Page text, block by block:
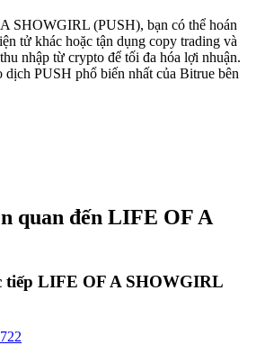
SHOWGIRL (PUSH), bạn có thể hoán
tử khác hoặc tận dụng copy trading và
nhập từ crypto để tối đa hóa lợi nhuận.
dịch PUSH phổ biến nhất của Bitrue bên
quan đến LIFE OF A
tiếp LIFE OF A SHOWGIRL